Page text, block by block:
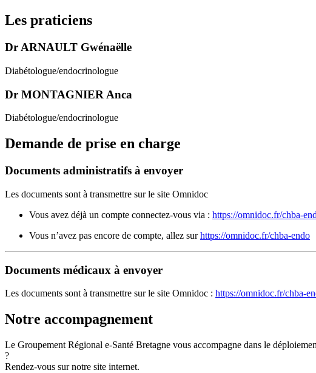
Les praticiens
Dr ARNAULT Gwénaëlle
Diabétologue/endocrinologue
Dr MONTAGNIER Anca
Diabétologue/endocrinologue
Demande de prise en charge
Documents administratifs à envoyer
Les documents sont à transmettre sur le site Omnidoc
Vous avez déjà un compte connectez-vous via : https://omnidoc.fr/chba-
Vous n’avez pas encore de compte, allez surhttps://omnidoc.fr/chba-endo
Documents médicaux à envoyer
Les documents sont à transmettre sur le site Omnidoc : https://omnidoc.fr/chba-
Notre accompagnement
Le Groupement Régional e-Santé Bretagne vous accompagne dans le
?
Rendez-vous sur notre site internet.